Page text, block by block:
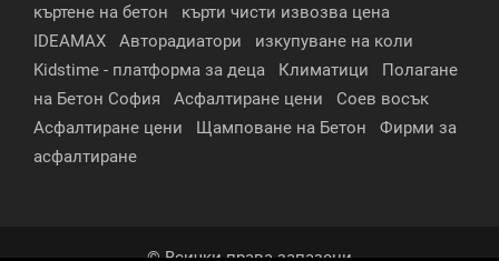
къртене на бетон
кърти чисти извозва цена
IDEAMAX
Авторадиатори
изкупуване на коли
Kidstime - платформа за деца
Климатици
Полагане
на Бетон София
Асфалтиране цени
Соев восък
Асфалтиране цени
Щамповане на Бетон
Фирми за
асфалтиране